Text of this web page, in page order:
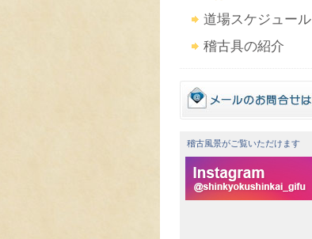
道場スケジュール
稽古具の紹介
稽古風景がご覧いただけます